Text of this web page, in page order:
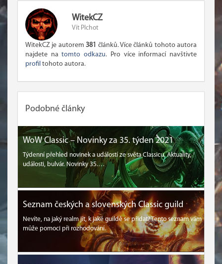
WitekCZ
Vít Plchot
WitekCZ je autorem381 článků. Více článků tohoto autora
najdete natomto odkazu. Pro více informací navštivte
profil tohoto autora.
Podobné články
WoW Classic – Novinky za 35. týden 2021
Týdenní přehled novinek a událostí ze světa Classicu. Aktuality,
události, bulvár. Novinky 35.…
Seznam českých a slovenských Classic guild
Nevíte, na jaký realm jít, k jaké guildě se přidat? Tento seznam vám
může pomoci při rozhodování.